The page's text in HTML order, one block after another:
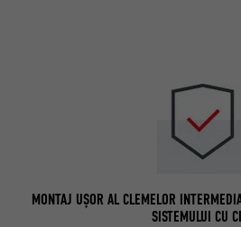
MONTAJ UȘOR AL CLEMELOR
SISTEMULUI CU